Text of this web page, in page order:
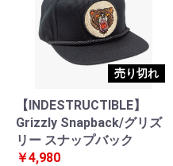
売り切れ
【INDESTRUCTIBLE】
Grizzly Snapback/グリズ
リー スナップバック
￥4,980